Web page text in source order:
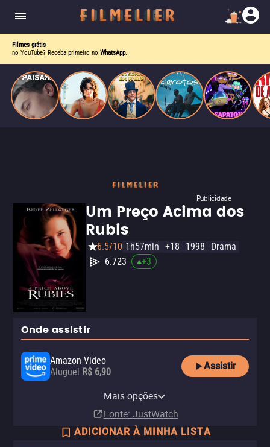
Filmes grátis
no YouTube? Receba primeiro no WhatsApp.
Publicidade
Um Preço Acima dos
Rubis
6.5/10 1h57min +18 1998
Drama
6.723
+3
Onde assistir
Amazon Video
Aluguel R$ 6,90
Assistir
Mais opções
Fonte: JustWatch
ADICIONAR À MINHA LISTA
quando se apaixona por um de seus alvos.